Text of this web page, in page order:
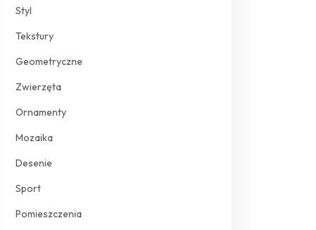
Styl
Tekstury
Geometryczne
Zwierzęta
Ornamenty
Mozaika
Desenie
Sport
Pomieszczenia